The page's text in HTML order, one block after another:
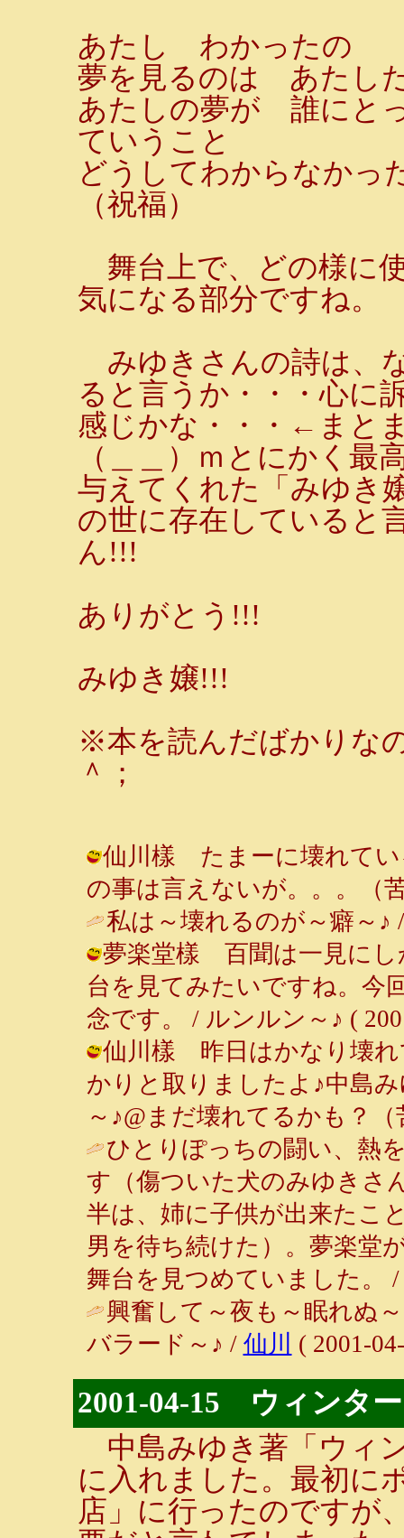
あたし わかったの
夢を見るのは あたし
あたしの夢が 誰にと
ていうこと
どうしてわからなかっ
（祝福）
舞台上で、どの様に
気になる部分ですね。
みゆきさんの詩は、
ると言うか・・・心に
感じかな・・・←まと
（＿＿）ｍとにかく最
与えてくれた「みゆき
の世に存在していると
ん!!!
ありがとう!!!
みゆき嬢!!!
※本を読んだばかりな
＾；
仙川樣 たまーに壊れてい
の事は言えないが。。。（
私は～壊れるのが～癖～♪
夢楽堂樣 百聞は一見にし
台を見てみたいですね。今
念です。 / ルンルン～♪ (
仙川樣 昨日はかなり壊れ
かりと取りましたよ♪中島
～♪@まだ壊れてるかも？（
ひとりぽっちの闘い、熱
す（傷ついた犬のみゆきさ
半は、姉に子供が出来たこ
男を待ち続けた）。夢楽堂
舞台を見つめていました。
興奮して～夜も～眠れぬ
バラード～♪ / 仙川 ( 2001-
2001-04-15 ウィンタ
中島みゆき著「ウィ
に入れました。最初に
店」に行ったのですが